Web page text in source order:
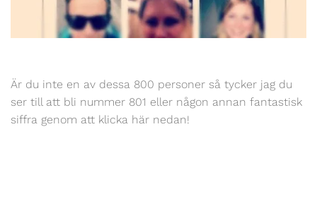
Är du inte en av dessa 800 personer så tycker jag du
ser till att bli nummer 801 eller någon annan fantastisk
siffra genom att klicka här nedan!